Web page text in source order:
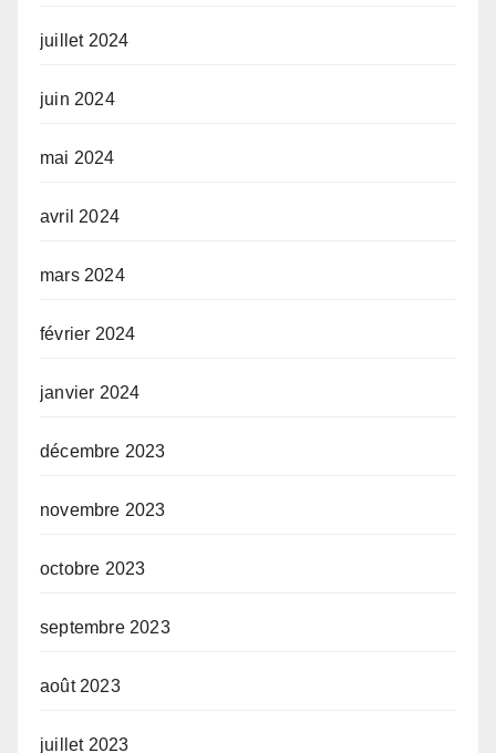
juillet 2024
juin 2024
mai 2024
avril 2024
mars 2024
février 2024
janvier 2024
décembre 2023
novembre 2023
octobre 2023
septembre 2023
août 2023
juillet 2023